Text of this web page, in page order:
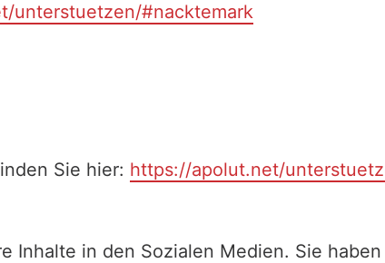
unterstuetzen/#nacktemark
Sie hier: https://apolut.net/
in den Sozialen Medien. Sie